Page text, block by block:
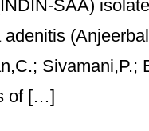
SAA)
adenitis
Sivamani,P.;
of […]